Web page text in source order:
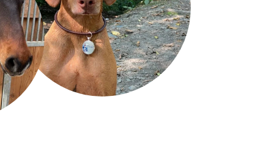
SALBEI TEAL
BURGUNDER WUNSCHFARBE
gewünschte Schriftart aus (bis zu 2)